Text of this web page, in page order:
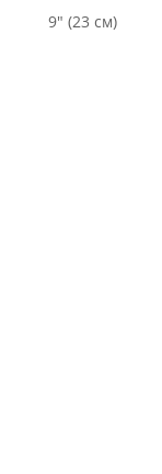
9" (23 см)